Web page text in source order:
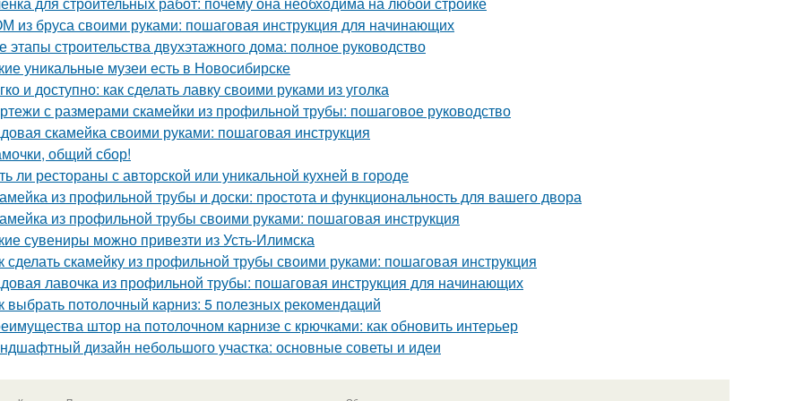
из бруса своими руками: пошаговая инструкция для начинающих
этапы строительства двухэтажного дома: полное руководство
уникальные музеи есть в Новосибирске
и доступно: как сделать лавку своими руками из уголка
с размерами скамейки из профильной трубы: пошаговое руководство
скамейка своими руками: пошаговая инструкция
общий сбор!
ли рестораны с авторской или уникальной кухней в городе
из профильной трубы и доски: простота и функциональность для вашего двора
из профильной трубы своими руками: пошаговая инструкция
сувениры можно привезти из Усть-Илимска
сделать скамейку из профильной трубы своими руками: пошаговая инструкция
лавочка из профильной трубы: пошаговая инструкция для начинающих
выбрать потолочный карниз: 5 полезных рекомендаций
штор на потолочном карнизе с крючками: как обновить интерьер
дизайн небольшого участка: основные советы и идеи